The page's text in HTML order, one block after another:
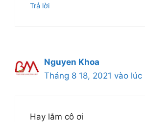
Trả lời
Nguyen Khoa
Tháng 8 18, 2021 vào lúc
Hay lắm cô ơi